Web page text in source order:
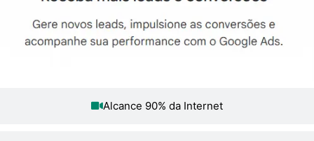
Alcance 90% da Internet